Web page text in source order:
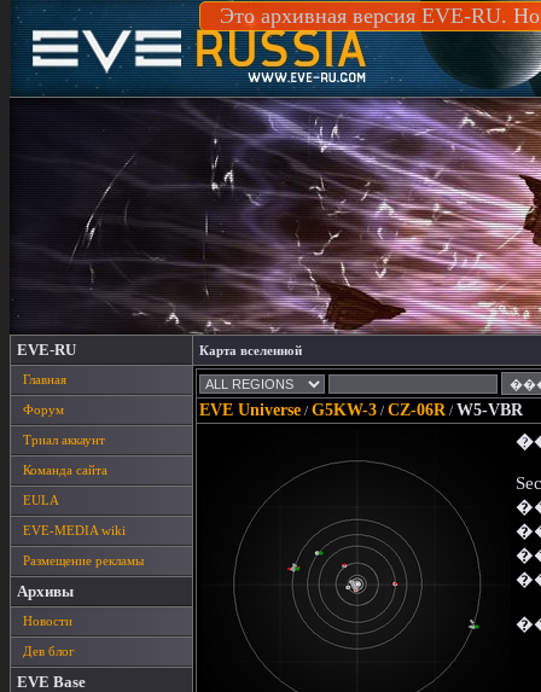
Это архивная версия EVE-RU.
EVE-RU
Главная
Форум
Триал аккаунт
Команда сайта
EULA
EVE-MEDIA wiki
Размещение рекламы
Архивы
Новости
Дев блог
EVE Base
Карта вселенной
EVE Universe / G5KW-3 / CZ-06R / W5-VBR